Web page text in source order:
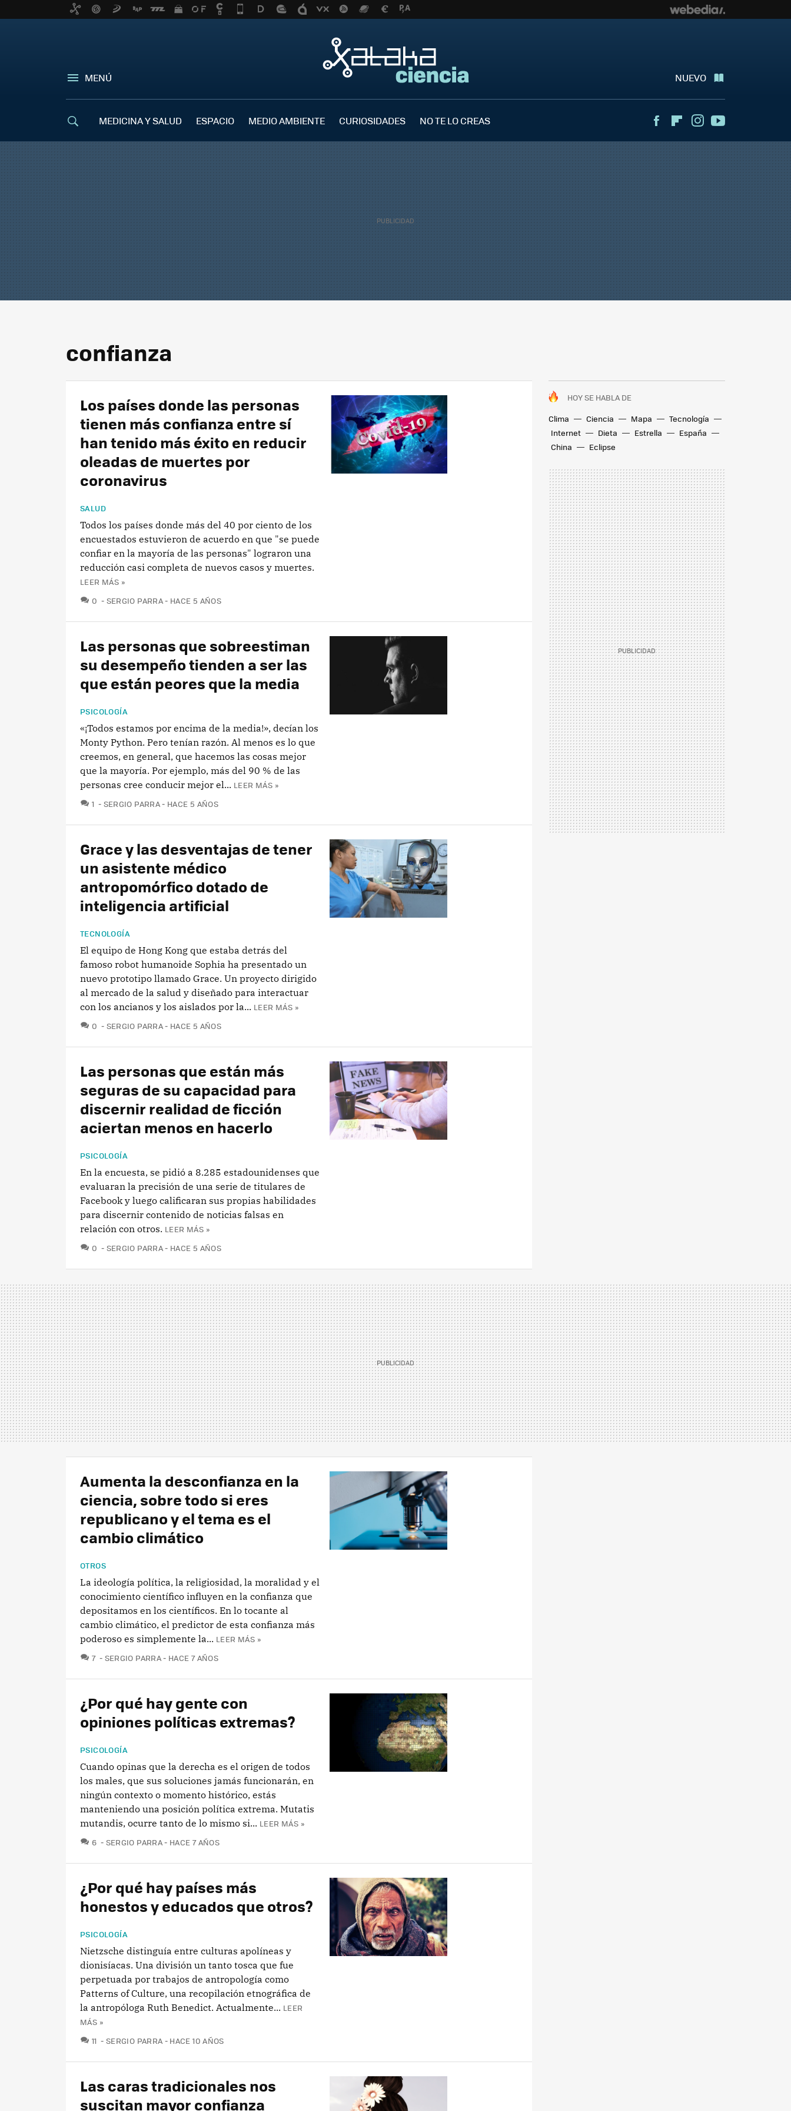
MENÚ NUEVO
MEDICINA Y SALUD ESPACIO MEDIO AMBIENTE CURIOSIDADES NO TE LO CREAS FacebookFlipboardInstagram
confianza
HOY SE HABLA DE
Clima
Ciencia Mapa
Tecnología
Internet
Dieta Estrella
España
China
Eclipse
Los países donde las personas
tienen más confianza entre sí
han tenido más éxito en reducir
oleadas de muertes por
coronavirus
SALUD
Todos los países donde más del 40 por ciento de los
encuestados estuvieron de acuerdo en que "se puede
confiar en la mayoría de las personas" lograron una
reducción casi completa de nuevos casos y muertes.
LEER MÁS »
0 COMENTARIOS
SERGIO PARRA HACE 5 AÑOS
Las personas que sobreestiman
su desempeño tienden a ser las
que están peores que la media
PSICOLOGÍA
«¡Todos estamos por encima de la media!», decían los
Monty Python. Pero tenían razón. Al menos es lo que
creemos, en general, que hacemos las cosas mejor
que la mayoría. Por ejemplo, más del 90 % de las
personas cree conducir mejor el... LEER MÁS »
1 COMENTARIOS
SERGIO PARRA HACE 5 AÑOS
Grace y las desventajas de tener
un asistente médico
antropomórfico dotado de
inteligencia artificial
TECNOLOGÍA
El equipo de Hong Kong que estaba detrás del
famoso robot humanoide Sophia ha presentado un
nuevo prototipo llamado Grace. Un proyecto dirigido
al mercado de la salud y diseñado para interactuar
con los ancianos y los aislados por la... LEER MÁS »
0 COMENTARIOS
SERGIO PARRA HACE 5 AÑOS
Las personas que están más
seguras de su capacidad para
discernir realidad de ficción
aciertan menos en hacerlo
PSICOLOGÍA
En la encuesta, se pidió a 8.285 estadounidenses que
evaluaran la precisión de una serie de titulares de
Facebook y luego calificaran sus propias habilidades
para discernir contenido de noticias falsas en
relación con otros. LEER MÁS »
0 COMENTARIOS
SERGIO PARRA HACE 5 AÑOS
Aumenta la desconfianza en la
ciencia, sobre todo si eres
republicano y el tema es el
cambio climático
OTROS
La ideología política, la religiosidad, la moralidad y el
conocimiento científico influyen en la confianza que
depositamos en los científicos. En lo tocante al
cambio climático, el predictor de esta confianza más
poderoso es simplemente la... LEER MÁS »
7 COMENTARIOS
SERGIO PARRA HACE 7 AÑOS
¿Por qué hay gente con
opiniones políticas extremas?
PSICOLOGÍA
Cuando opinas que la derecha es el origen de todos
los males, que sus soluciones jamás funcionarán, en
ningún contexto o momento histórico, estás
manteniendo una posición política extrema. Mutatis
mutandis, ocurre tanto de lo mismo si... LEER MÁS »
6 COMENTARIOS
SERGIO PARRA HACE 7 AÑOS
¿Por qué hay países más
honestos y educados que otros?
PSICOLOGÍA
Nietzsche distinguía entre culturas apolíneas y
dionisíacas. Una división un tanto tosca que fue
perpetuada por trabajos de antropología como
Patterns of Culture, una recopilación etnográfica de
la antropóloga Ruth Benedict. Actualmente... LEER
MÁS »
11 COMENTARIOS
SERGIO PARRA HACE 10 AÑOS
Las caras tradicionales nos
suscitan mayor confianza